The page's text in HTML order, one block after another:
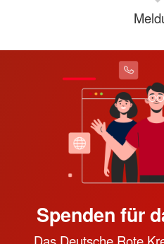
Spenden für
Das Deutsche Rote